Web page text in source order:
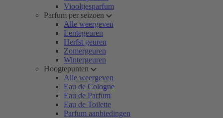
Viooltjesparfum
Parfum per seizoen
Alle weergeven
Lentegeuren
Herfst geuren
Zomergeuren
Wintergeuren
Hoogtepunten
Alle weergeven
Eau de Cologne
Eau de Parfum
Eau de Toilette
Parfum aanbiedingen